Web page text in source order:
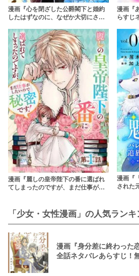
漫画『心を閉ざした公爵閣下と婚約
したはずなのに、なぜか大切にされ
レ・無料配信情報！rawやpdfで読む
のはやめよう
漫画『
らすじ
漫画『麗しの皇帝陛下の番に選ばれ
てしまったのですが、まだ仕事がし
むのはやめよう
漫画『
された
無料配
やめよ
「少女・女性漫画」の人気ラン
漫画『身分差に終わった
全話ネタバレあらすじ！